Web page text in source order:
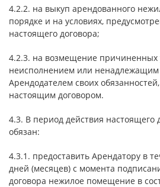
4.2.2. на выкуп арендованного
порядке и на условиях,
настоящего договора;
4.2.3. на возмещение причиненных
неисполнением или
Арендодателем своих
настоящим договором.
4.3. В период действия настоящего
обязан:
4.3.1. предоставить Арендатору в
дней (месяцев) с момента
договора нежилое помещение в